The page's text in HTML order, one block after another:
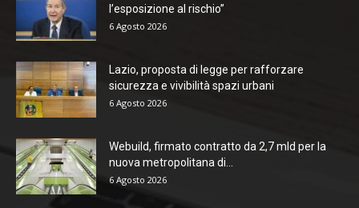
l’esposizione al rischio”
6 Agosto 2026
Lazio, proposta di legge per rafforzare
sicurezza e vivibilità spazi urbani
6 Agosto 2026
Webuild, firmato contratto da 2,7 mld per la
nuova metropolitana di...
6 Agosto 2026